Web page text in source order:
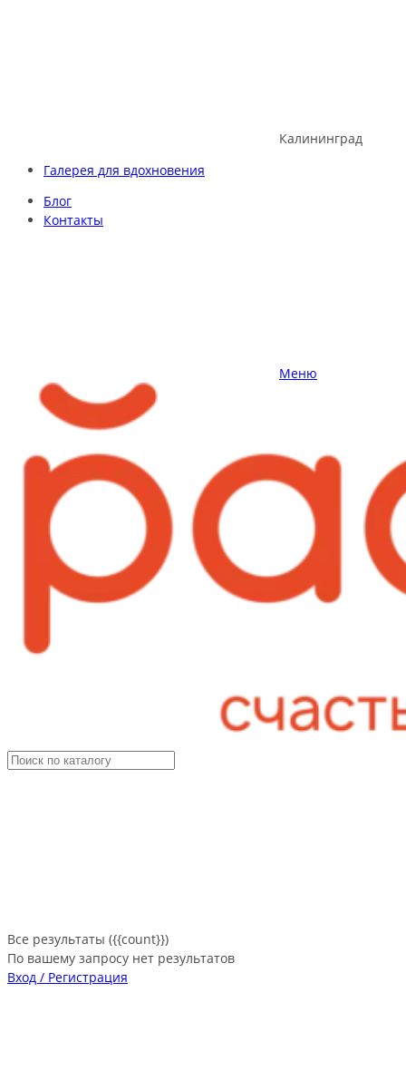
Калининград
Галерея для вдохновения
Блог
Контакты
Меню
Все результаты ({{count}})
По вашему запросу нет результатов
Вход / Регистрация